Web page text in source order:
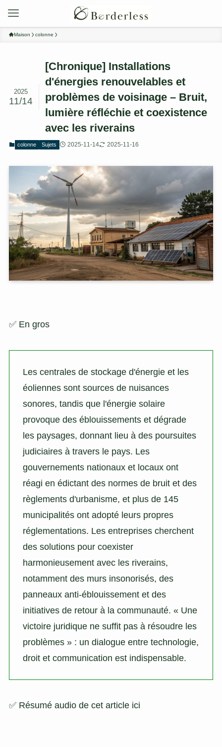
Maison colonne
[Chronique] Installations
d'énergies renouvelables et
problèmes de voisinage – Bruit,
lumière réfléchie et coexistence
avec les riverains
2025
11/14
colonne Sujets 2025-11-14 2025-11-16
✅ En gros
Les centrales de stockage d'énergie et les
éoliennes sont sources de nuisances
sonores, tandis que l'énergie solaire
provoque des éblouissements et dégrade
les paysages, donnant lieu à des poursuites
judiciaires à travers le pays. Les
gouvernements nationaux et locaux ont
réagi en édictant des normes de bruit et des
règlements d'urbanisme, et plus de 145
municipalités ont adopté leurs propres
réglementations. Les entreprises cherchent
des solutions pour coexister
harmonieusement avec les riverains,
notamment des murs insonorisés, des
panneaux anti-éblouissement et des
initiatives de retour à la communauté. « Une
victoire juridique ne suffit pas à résoudre les
problèmes » : un dialogue entre technologie,
droit et communication est indispensable.
✅ Résumé audio de cet article ici